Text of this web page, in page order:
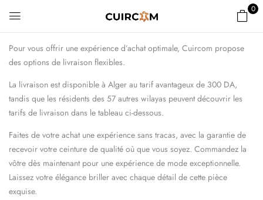
0
Pour vous offrir une expérience d’achat optimale, Cuircom propose
des options de livraison flexibles.
La livraison est disponible à Alger au tarif avantageux de 300 DA,
tandis que les résidents des 57 autres wilayas peuvent découvrir les
tarifs de livraison dans le tableau ci-dessous.
Faites de votre achat une expérience sans tracas, avec la garantie de
recevoir votre ceinture de qualité où que vous soyez. Commandez la
vôtre dès maintenant pour une expérience de mode exceptionnelle.
Laissez votre élégance briller avec chaque détail de cette pièce
exquise.